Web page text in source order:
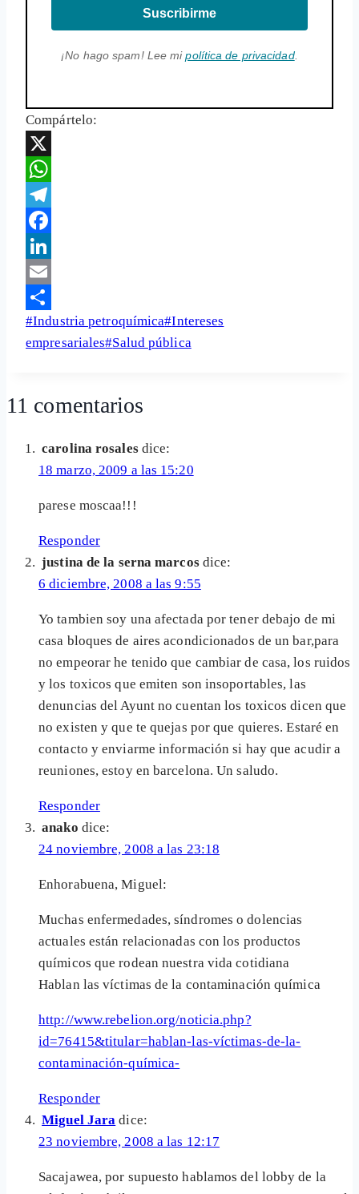
Suscribirme
¡No hago spam! Lee mipolítica de privacidad.
Compártelo:
X
WhatsApp
Telegram
Facebook
LinkedIn
Email
Share
Etiquetas
de
#Industria petroquímica#Intereses
empresariales#Salud pública
11 comentarios
carolina rosales dice:
18 marzo, 2009 a las 15:20
parese moscaa!!!
Responder
justina de la serna marcos dice:
6 diciembre, 2008 a las 9:55
Yo tambien soy una afectada por tener debajo de mi
casa bloques de aires acondicionados de un bar,para
no empeorar he tenido que cambiar de casa, los ruidos
y los toxicos que emiten son insoportables, las
denuncias del Ayunt no cuentan los toxicos dicen que
no existen y que te quejas por que quieres. Estaré en
contacto y enviarme información si hay que acudir a
reuniones, estoy en barcelona. Un saludo.
Responder
anako dice:
24 noviembre, 2008 a las 23:18
Enhorabuena, Miguel:
Muchas enfermedades, síndromes o dolencias
actuales están relacionadas con los productos
químicos que rodean nuestra vida cotidiana
Hablan las víctimas de la contaminación química
http://www.rebelion.org/noticia.php?
id=76415&titular=hablan-las-víctimas-de-la-
contaminación-química-
Responder
Miguel Jara dice:
23 noviembre, 2008 a las 12:17
Sacajawea, por supuesto hablamos del lobby de la